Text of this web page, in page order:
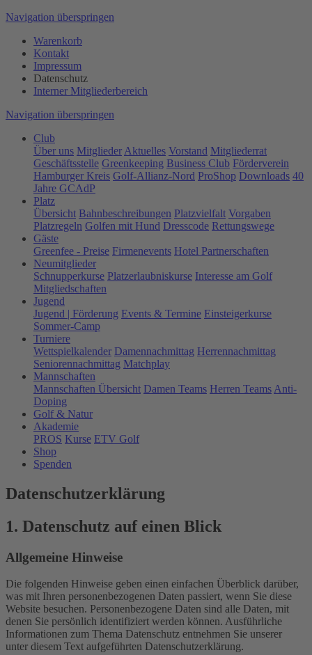
Navigation überspringen
Warenkorb
Kontakt
Impressum
Datenschutz
Interner Mitgliederbereich
Navigation überspringen
Club
Über uns Mitglieder Aktuelles Vorstand Mitgliederrat
Geschäftsstelle Greenkeeping Business Club Förderverein
Hamburger Kreis Golf-Allianz-Nord ProShop Downloads 40
Jahre GCAdP
Platz
Übersicht Bahnbeschreibungen Platzvielfalt Vorgaben
Platzregeln Golfen mit Hund Dresscode Rettungswege
Gäste
Greenfee - Preise Firmenevents Hotel Partnerschaften
Neumitglieder
Schnupperkurse Platzerlaubniskurse Interesse am Golf
Mitgliedschaften
Jugend
Jugend | Förderung Events & Termine Einsteigerkurse
Sommer-Camp
Turniere
Wettspielkalender Damennachmittag Herrennachmittag
Seniorennachmittag Matchplay
Mannschaften
Mannschaften Übersicht Damen Teams Herren Teams Anti-
Doping
Golf & Natur
Akademie
PROS Kurse ETV Golf
Shop
Spenden
Datenschutz­erklärung
1. Datenschutz auf einen Blick
Allgemeine Hinweise
Die folgenden Hinweise geben einen einfachen Überblick darüber,
was mit Ihren personenbezogenen Daten passiert, wenn Sie diese
Website besuchen. Personenbezogene Daten sind alle Daten, mit
denen Sie persönlich identifiziert werden können. Ausführliche
Informationen zum Thema Datenschutz entnehmen Sie unserer
unter diesem Text aufgeführten Datenschutzerklärung.